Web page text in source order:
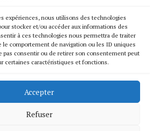
expériences, nous utilisons des technologies
stocker et/ou accéder aux informations des
à ces technologies nous permettra de traiter
le comportement de navigation ou les ID uniques
pas consentir ou de retirer son consentement peut
certaines caractéristiques et fonctions.
Accepter
Refuser
roulant